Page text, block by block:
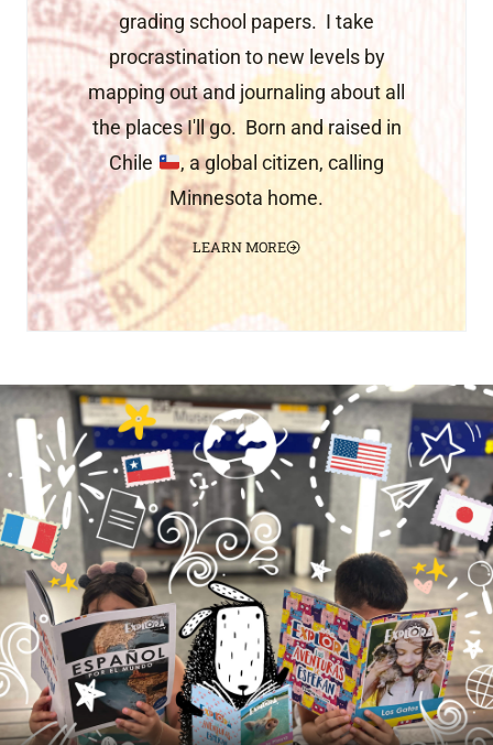
grading school papers. I take
procrastination to new levels by
mapping out and journaling about all
the places I'll go. Born and raised in
Chile
, a global citizen, calling
Minnesota home.
LEARN MORE